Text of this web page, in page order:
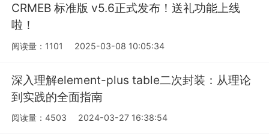
CRMEB 标准版 v5.6正式发布！送礼功能上线
啦！
阅读量：1101 2025-03-08 10:05:34
深入理解element-plus table二次封装：从理论
到实践的全面指南
阅读量：4503 2024-03-27 16:38:54